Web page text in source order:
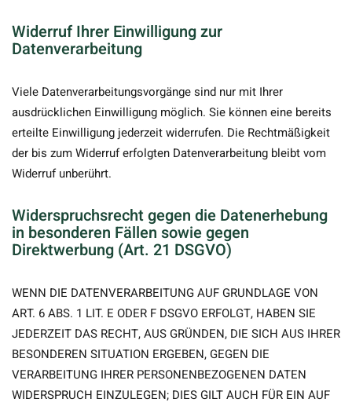
Widerruf Ihrer Einwilligung zur
Datenverarbeitung
Viele Datenverarbeitungsvorgänge sind nur mit Ihrer
ausdrücklichen Einwilligung möglich. Sie können eine bereits
erteilte Einwilligung jederzeit widerrufen. Die Rechtmäßigkeit
der bis zum Widerruf erfolgten Datenverarbeitung bleibt vom
Widerruf unberührt.
Widerspruchsrecht gegen die Datenerhebung
in besonderen Fällen sowie gegen
Direktwerbung (Art. 21 DSGVO)
WENN DIE DATENVERARBEITUNG AUF GRUNDLAGE VON
ART. 6 ABS. 1 LIT. E ODER F DSGVO ERFOLGT, HABEN SIE
JEDERZEIT DAS RECHT, AUS GRÜNDEN, DIE SICH AUS IHRER
BESONDEREN SITUATION ERGEBEN, GEGEN DIE
VERARBEITUNG IHRER PERSONENBEZOGENEN DATEN
WIDERSPRUCH EINZULEGEN; DIES GILT AUCH FÜR EIN AUF